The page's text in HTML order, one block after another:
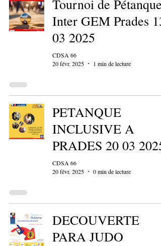
Tournoi de Pétanque
Inter GEM Prades 13
03 2025
CDSA 66
20 févr. 2025
1 min de lecture
PETANQUE
INCLUSIVE A
PRADES 20 03 2025
CDSA 66
20 févr. 2025
0 min de lecture
DECOUVERTE
PARA JUDO